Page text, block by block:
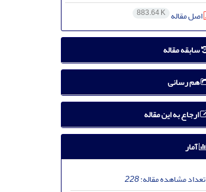
اصل مقاله 883.64 K
سابقه مقاله
هم رسانی
ارجاع به این مقاله
آمار
تعداد مشاهده مقاله:228